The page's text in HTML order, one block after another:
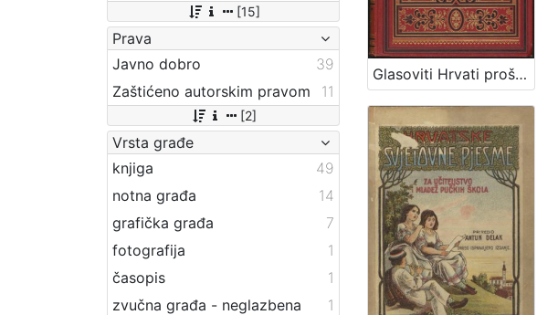
[15]
Prava
Javno dobro
39
Zaštićeno autorskim pravom
11
[2]
Vrsta građe
knjiga
49
notna građa
14
grafička građa
7
fotografija
1
časopis
1
zvučna građa - neglazbena
1
Glasoviti Hrvati prošlih vjekova : niz životopisa : sa sedam slika / Ivan Kukuljević - Sakcinski